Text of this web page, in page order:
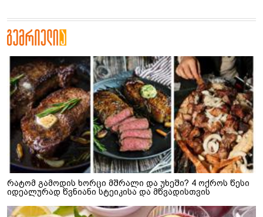
რატომ გამოდის ხორცი მშრალი და უხეში? 4 ოქროს წესი
იდეალურად წვნიანი სტეიკისა და მწვადისთვის